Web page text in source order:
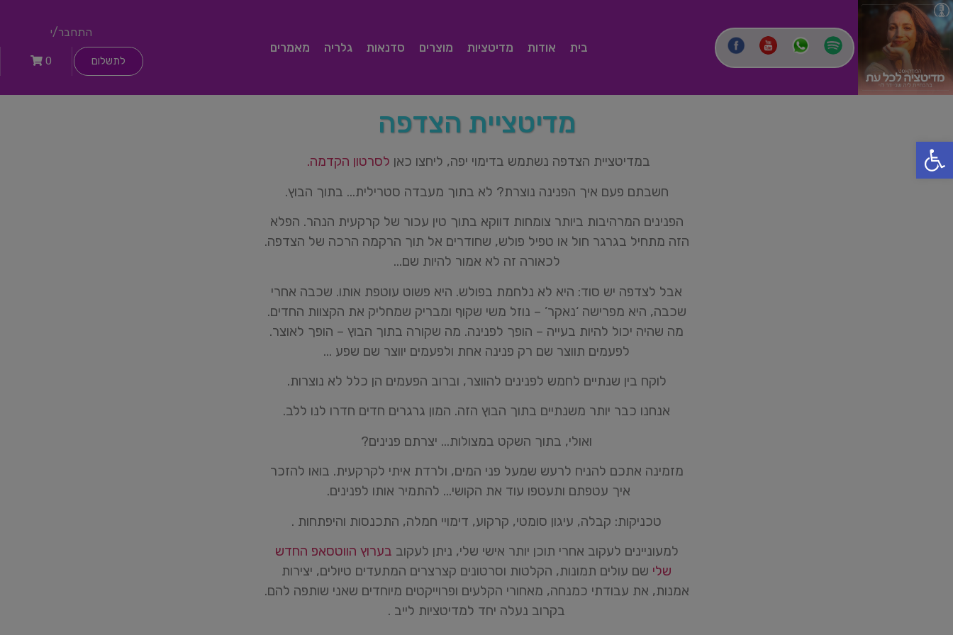
פתח סרגל נגישות
בית אודות מדיטציות מוצרים סדנאות גלריה מאמרים
התחבר/י
לתשלום 0
מדיטציית הצדפה
במדיטציית הצדפה נשתמש בדימוי יפה, ליחצו כאן לסרטון הקדמה.
חשבתם פעם איך הפנינה נוצרת? לא בתוך מעבדה סטרילית… בתוך הבוץ.
הפנינים המרהיבות ביותר צומחות דווקא בתוך טין עכור של קרקעית הנהר. הפלא
הזה מתחיל בגרגר חול או טפיל פולש, שחודרים אל תוך הרקמה הרכה של הצדפה.
לכאורה זה לא אמור להיות שם…
אבל לצדפה יש סוד: היא לא נלחמת בפולש. היא פשוט עוטפת אותו. שכבה אחרי
שכבה, היא מפרישה ‘נאקר’ – נוזל משי שקוף ומבריק שמחליק את הקצוות החדים.
מה שהיה יכול להיות בעייה – הופך לפנינה. מה שקורה בתוך הבוץ – הופך לאוצר.
לפעמים תווצר שם רק פנינה אחת ולפעמים יווצר שם שפע …
לוקח בין שנתיים לחמש לפנינים להווצר, וברוב הפעמים הן כלל לא נוצרות.
אנחנו כבר יותר משנתיים בתוך הבוץ הזה. המון גרגרים חדים חדרו לנו ללב.
ואולי, בתוך השקט במצולות… יצרתם פנינים?
מזמינה אתכם להניח לרעש שמעל פני המים, ולרדת איתי לקרקעית. בואו להזכר
איך עטפתם ותעטפו עוד את הקושי… להתמיר אותו לפנינים.
טכניקות: קבלה, עיגון סומטי, קרקוע, דימויי חמלה, התכנסות והיפתחות .
למעוניינים לעקוב אחרי תוכן יותר אישי שלי, ניתן לעקוב ⁠⁠⁠⁠⁠⁠⁠⁠⁠⁠⁠בערוץ הווטסאפ החדש
שלי⁠⁠⁠⁠⁠⁠⁠⁠⁠⁠⁠ שם עולים תמונות, הקלטות וסרטונים קצרצרים המתעדים טיולים, יצירות
אמנות, את עבודתי כמנחה, מאחורי הקלעים ופרוייקטים מיוחדים שאני שותפה להם.
בקרוב נעלה יחד למדיטציות לייב .